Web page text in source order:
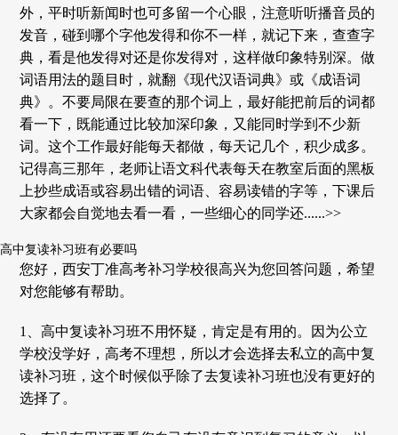
外，平时听新闻时也可多留一个心眼，注意听听播音员的
发音，碰到哪个字他发得和你不一样，就记下来，查查字
典，看是他发得对还是你发得对，这样做印象特别深。做
词语用法的题目时，就翻《现代汉语词典》或《成语词
典》。不要局限在要查的那个词上，最好能把前后的词都
看一下，既能通过比较加深印象，又能同时学到不少新
词。这个工作最好能每天都做，每天记几个，积少成多。
记得高三那年，老师让语文科代表每天在教室后面的黑板
上抄些成语或容易出错的词语、容易读错的字等，下课后
大家都会自觉地去看一看，一些细心的同学还......>>
高中复读补习班有必要吗
您好，西安丁准高考补习学校很高兴为您回答问题，希望
对您能够有帮助。
1、高中复读补习班不用怀疑，肯定是有用的。因为公立
学校没学好，高考不理想，所以才会选择去私立的高中复
读补习班，这个时候似乎除了去复读补习班也没有更好的
选择了。